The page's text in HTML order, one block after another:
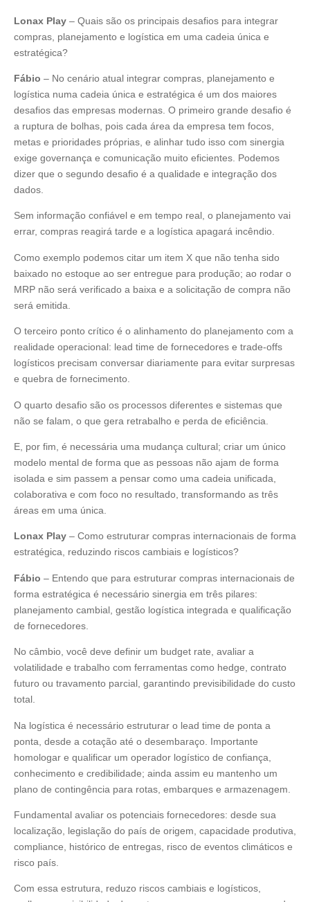
Lonax Play – Quais são os principais desafios para integrar
compras, planejamento e logística em uma cadeia única e
estratégica?
Fábio – No cenário atual integrar compras, planejamento e
logística numa cadeia única e estratégica é um dos maiores
desafios das empresas modernas. O primeiro grande desafio é
a ruptura de bolhas, pois cada área da empresa tem focos,
metas e prioridades próprias, e alinhar tudo isso com sinergia
exige governança e comunicação muito eficientes. Podemos
dizer que o segundo desafio é a qualidade e integração dos
dados.
Sem informação confiável e em tempo real, o planejamento vai
errar, compras reagirá tarde e a logística apagará incêndio.
Como exemplo podemos citar um item X que não tenha sido
baixado no estoque ao ser entregue para produção; ao rodar o
MRP não será verificado a baixa e a solicitação de compra não
será emitida.
O terceiro ponto crítico é o alinhamento do planejamento com a
realidade operacional: lead time de fornecedores e trade-offs
logísticos precisam conversar diariamente para evitar surpresas
e quebra de fornecimento.
O quarto desafio são os processos diferentes e sistemas que
não se falam, o que gera retrabalho e perda de eficiência.
E, por fim, é necessária uma mudança cultural; criar um único
modelo mental de forma que as pessoas não ajam de forma
isolada e sim passem a pensar como uma cadeia unificada,
colaborativa e com foco no resultado, transformando as três
áreas em uma única.
Lonax Play – Como estruturar compras internacionais de forma
estratégica, reduzindo riscos cambiais e logísticos?
Fábio – Entendo que para estruturar compras internacionais de
forma estratégica é necessário sinergia em três pilares:
planejamento cambial, gestão logística integrada e qualificação
de fornecedores.
No câmbio, você deve definir um budget rate, avaliar a
volatilidade e trabalho com ferramentas como hedge, contrato
futuro ou travamento parcial, garantindo previsibilidade do custo
total.
Na logística é necessário estruturar o lead time de ponta a
ponta, desde a cotação até o desembaraço. Importante
homologar e qualificar um operador logístico de confiança,
conhecimento e credibilidade; ainda assim eu mantenho um
plano de contingência para rotas, embarques e armazenagem.
Fundamental avaliar os potenciais fornecedores: desde sua
localização, legislação do país de origem, capacidade produtiva,
compliance, histórico de entregas, risco de eventos climáticos e
risco país.
Com essa estrutura, reduzo riscos cambiais e logísticos,